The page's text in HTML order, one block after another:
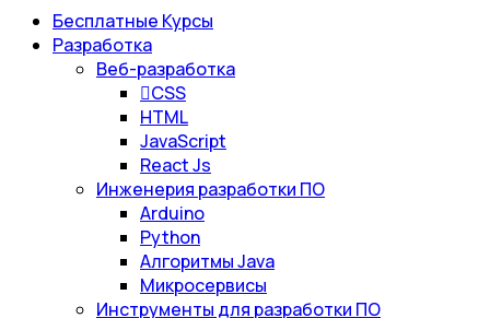
Бесплатные Курсы
Разработка
Веб-разработка
CSS
HTML
JavaScript
React Js
Инженерия разработки ПО
Arduino
Python
Алгоритмы Java
Микросервисы
Инструменты для разработки ПО